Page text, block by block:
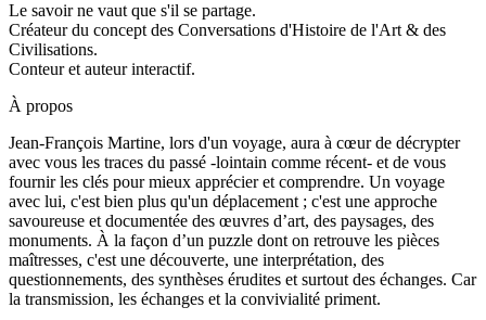
Le savoir ne vaut que s'il se partage.
Créateur du concept des Conversations d'Histoire de l'Art & des
Civilisations.
Conteur et auteur interactif.
À propos
Jean-François Martine, lors d'un voyage, aura à cœur de décrypter
avec vous les traces du passé -lointain comme récent- et de vous
fournir les clés pour mieux apprécier et comprendre. Un voyage
avec lui, c'est bien plus qu'un déplacement ; c'est une approche
savoureuse et documentée des œuvres d’art, des paysages, des
monuments. À la façon d’un puzzle dont on retrouve les pièces
maîtresses, c'est une découverte, une interprétation, des
questionnements, des synthèses érudites et surtout des échanges. Car
la transmission, les échanges et la convivialité priment.